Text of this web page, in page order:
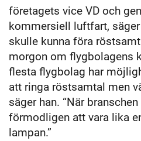
företagets vice VD och
kommersiell luftfart,
skulle kunna föra
morgon om flygbolagens
flesta flygbolag har
att ringa röstsamtal men
säger han. “När
förmodligen att vara lika
lampan.”